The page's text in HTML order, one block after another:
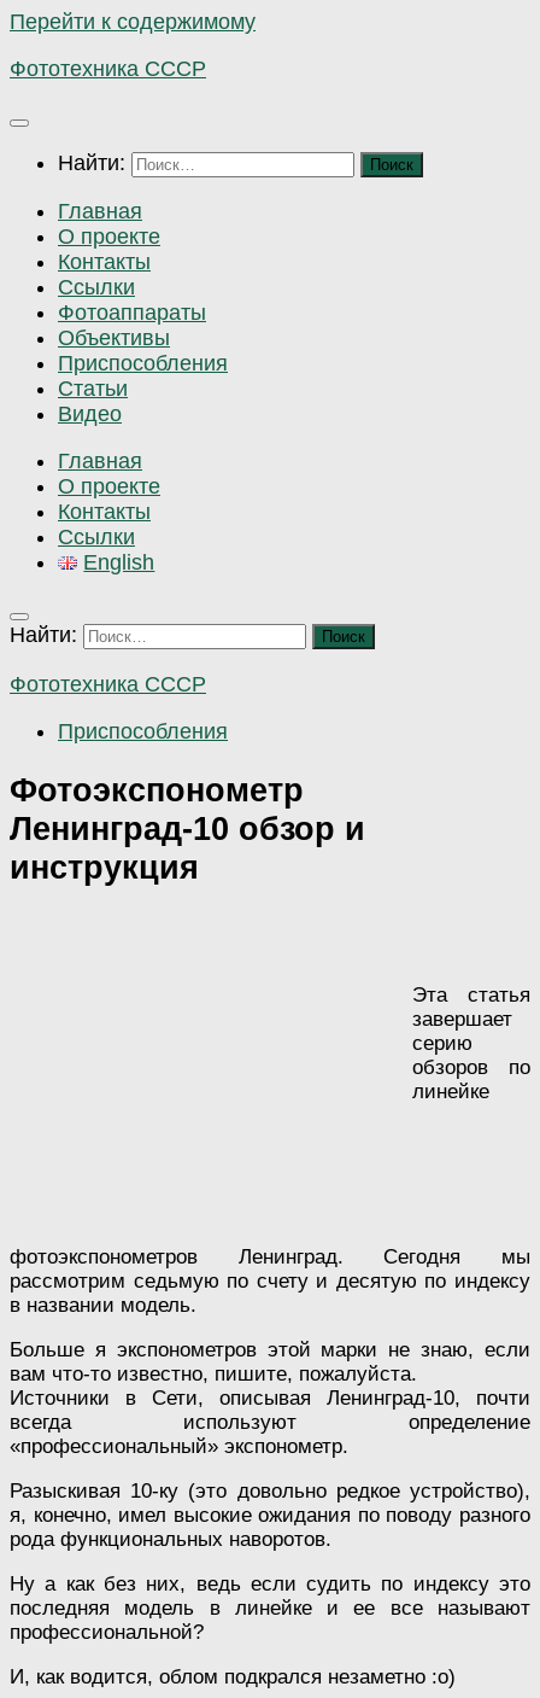
Перейти к содержимому
Фототехника СССР
Найти:
Главная
О проекте
Контакты
Ссылки
Фотоаппараты
Объективы
Приспособления
Статьи
Видео
Главная
О проекте
Контакты
Ссылки
English
Найти:
Фототехника СССР
Приспособления
Фотоэкспонометр
Ленинград-10 обзор и
инструкция
Эта статья
завершает
серию
обзоров по
линейке
фотоэкспонометров Ленинград. Сегодня мы
рассмотрим седьмую по счету и десятую по индексу
в названии модель.
Больше я экспонометров этой марки не знаю, если
вам что-то известно, пишите, пожалуйста.
Источники в Сети, описывая Ленинград-10, почти
всегда используют определение
«профессиональный» экспонометр.
Разыскивая 10-ку (это довольно редкое устройство),
я, конечно, имел высокие ожидания по поводу разного
рода функциональных наворотов.
Ну а как без них, ведь если судить по индексу это
последняя модель в линейке и ее все называют
профессиональной?
И, как водится, облом подкрался незаметно :о)